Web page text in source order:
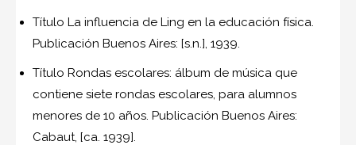
Título La influencia de Ling en la educación física.
Publicación Buenos Aires: [s.n.], 1939.
Título Rondas escolares: álbum de música que
contiene siete rondas escolares, para alumnos
menores de 10 años. Publicación Buenos Aires:
Cabaut, [ca. 1939].